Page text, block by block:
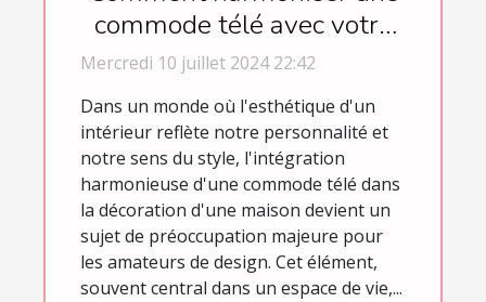
commode télé avec votre
décoration intérieure
Mercredi 10 juillet 2024 22:42
Dans un monde où l'esthétique d'un
intérieur reflète notre personnalité et
notre sens du style, l'intégration
harmonieuse d'une commode télé dans
la décoration d'une maison devient un
sujet de préoccupation majeure pour
les amateurs de design. Cet élément,
souvent central dans un espace de vie,...